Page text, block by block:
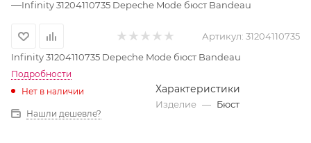
—Infinity 31204110735 Depeche Mode бюст Bandeau
Артикул: 31204110735
Infinity 31204110735 Depeche Mode бюст Bandeau
Подробности
Нет в наличии
Нашли дешевле?
Характеристики
Изделие — Бюст